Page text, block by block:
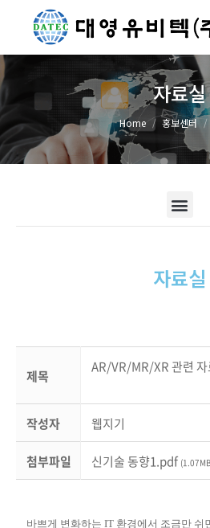
자료실
You are
Home 홍보센터
자료실
제목
AR/VR/MR/XR 관련
작성자 웹지기
첨부파일 신기술 동향1.pdf
바쁘게 변화하는 IT 환경에서 조금만 쉬